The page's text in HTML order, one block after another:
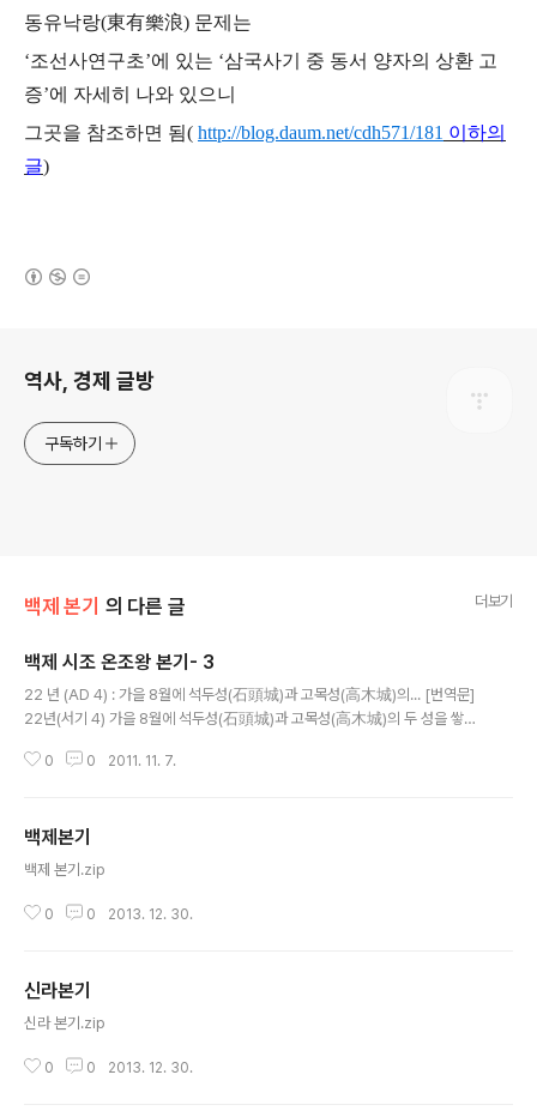
동유낙랑(東有樂浪) 문제는
‘조선사연구초’에 있는 ‘삼국사기 중 동서 양자의 상환 고
증’에 자세히 나와 있으니
그곳을 참조하면 됨( http://blog.daum.net/cdh571/181 이하의
글)
역사, 경제 글방
구독하기
백제 본기 의 다른 글 더보기
백제 시조 온조왕 본기- 3
22 년 (AD 4) : 가을 8월에 석두성(石頭城)과 고목성(高木城)의... [번역문]
22년(서기 4) 가을 8월에 석두성(石頭城)과 고목성(高木城)의 두 성을 쌓았
적(賊)을 만났다. 한번 싸워 격파하고, 생구(生口)를 사로..
0 0 2011. 11. 7.
백제본기
백제 본기.zip
0 0 2013. 12. 30.
신라본기
신라 본기.zip
0 0 2013. 12. 30.